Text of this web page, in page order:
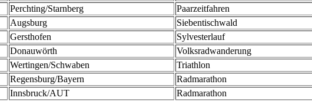
Perchting/Starnberg Paarzeitfahren
Augsburg Siebentischwald
Gersthofen Sylvesterlauf
Donauwörth Volksradwanderung
Wertingen/Schwaben Triathlon
Regensburg/Bayern Radmarathon
Innsbruck/AUT Radmarathon